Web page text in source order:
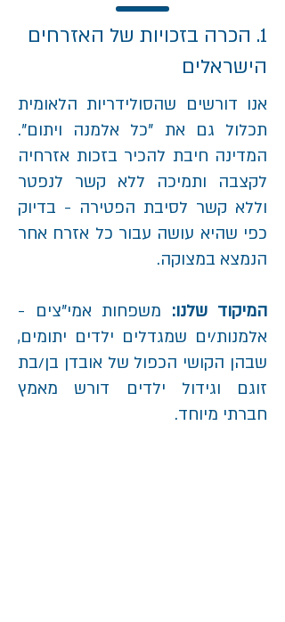
1. הכרה בזכויות של האזרחים
הישראלים
אנו דורשים שהסולידריות הלאומית
תכלול גם את "כל אלמנה ויתום".
המדינה חיבת להכיר בזכות אזרחיה
לקצבה ותמיכה ללא קשר לנפטר
וללא קשר לסיבת הפטירה - בדיוק
כפי שהיא עושה עבור כל אזרח אחר
הנמצא במצוקה.
המיקוד שלנו: משפחות אמי"צים -
אלמנות/ים שמגדלים ילדים יתומים,
שבהן הקושי הכפול של אובדן בן/בת
זוגם וגידול ילדים דורש מאמץ
חברתי מיוחד.